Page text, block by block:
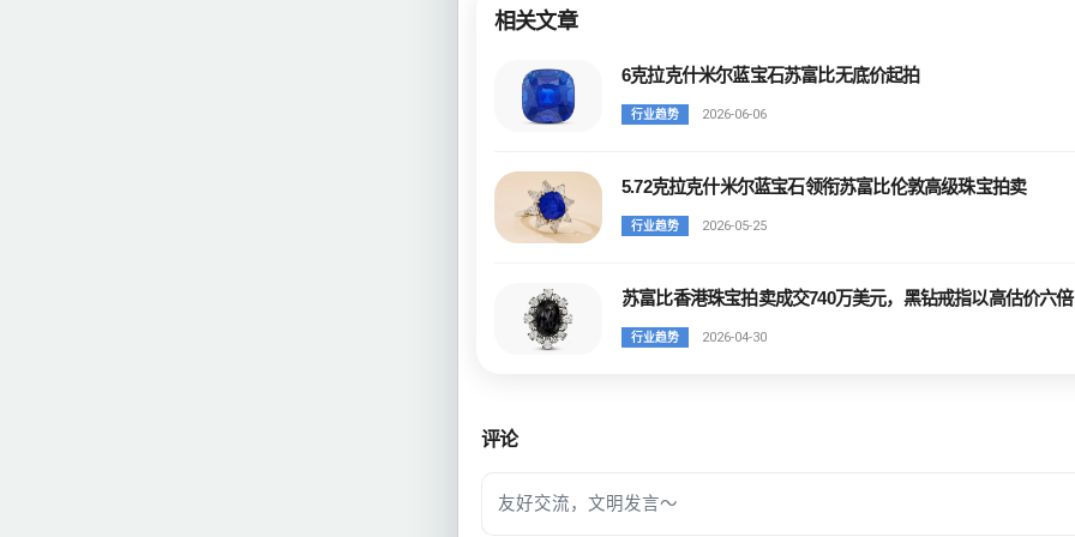
相关文章
6克拉克什米尔蓝宝石苏富比无底价起拍
行业趋势 2026-06-06
5.72克拉克什米尔蓝宝石领衔苏富比伦敦高级珠宝拍卖
行业趋势 2026-05-25
苏富比香港珠宝拍卖成交740万美元，黑钻戒指以高估价六
行业趋势 2026-04-30
评论